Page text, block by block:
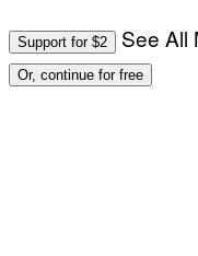
Support for $2 See All
Or, continue for free